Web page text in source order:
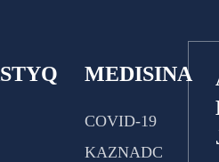
MEDISINA
COVID-19
KAZNADC